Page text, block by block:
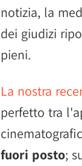
notizia, la
dei giudizi
pieni.
La nostra
perfetto tra
fuori posto;